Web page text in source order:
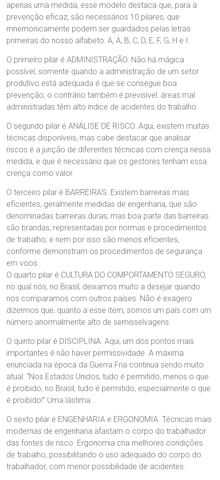
apenas uma medida; esse modelo destaca que, para a
prevenção eficaz, são necessários 10 pilares, que
mnemonicamente podem ser guardados pelas letras
primeiras do nosso alfabeto: A, A, B, C, D, E, F, G, H e I.
O primeiro pilar é ADMINISTRAÇÃO. Não há mágica
possível; somente quando a administração de um setor
produtivo está adequada é que se consegue boa
prevenção; o contrário também é previsível: áreas mal
administradas têm alto índice de acidentes do trabalho.
O segundo pilar é ANÁLISE DE RISCO. Aqui, existem muitas
técnicas disponíveis, mas cabe destacar que analisar
riscos é a junção de diferentes técnicas com crença nessa
medida, e que é necessário que os gestores tenham essa
crença como valor.
O terceiro pilar é BARREIRAS. Existem barreiras mais
eficientes, geralmente medidas de engenharia, que são
denominadas barreiras duras; mas boa parte das barreiras
são brandas, representadas por normas e procedimentos
de trabalho; e nem por isso são menos eficientes,
conforme demonstram os procedimentos de segurança
em voos.
O quarto pilar é CULTURA DO COMPORTAMENTO SEGURO,
no qual nós, no Brasil, deixamos muito a desejar quando
nos comparamos com outros países. Não é exagero
dizermos que, quanto a esse item, somos um país com um
número anormalmente alto de semisselvagens.
O quinto pilar é DISCIPLINA. Aqui, um dos pontos mais
importantes é não haver permissividade. A máxima
enunciada na época da Guerra Fria continua sendo muito
atual: “Nos Estados Unidos, tudo é permitido, menos o que
é proibido; no Brasil, tudo é permitido, especialmente o que
é proibido!” Uma lástima.
O sexto pilar é ENGENHARIA e ERGONOMIA. Técnicas mais
modernas de engenharia afastam o corpo do trabalhador
das fontes de risco. Ergonomia cria melhores condições
de trabalho, possibilitando o uso adequado do corpo do
trabalhador, com menor possibilidade de acidentes.